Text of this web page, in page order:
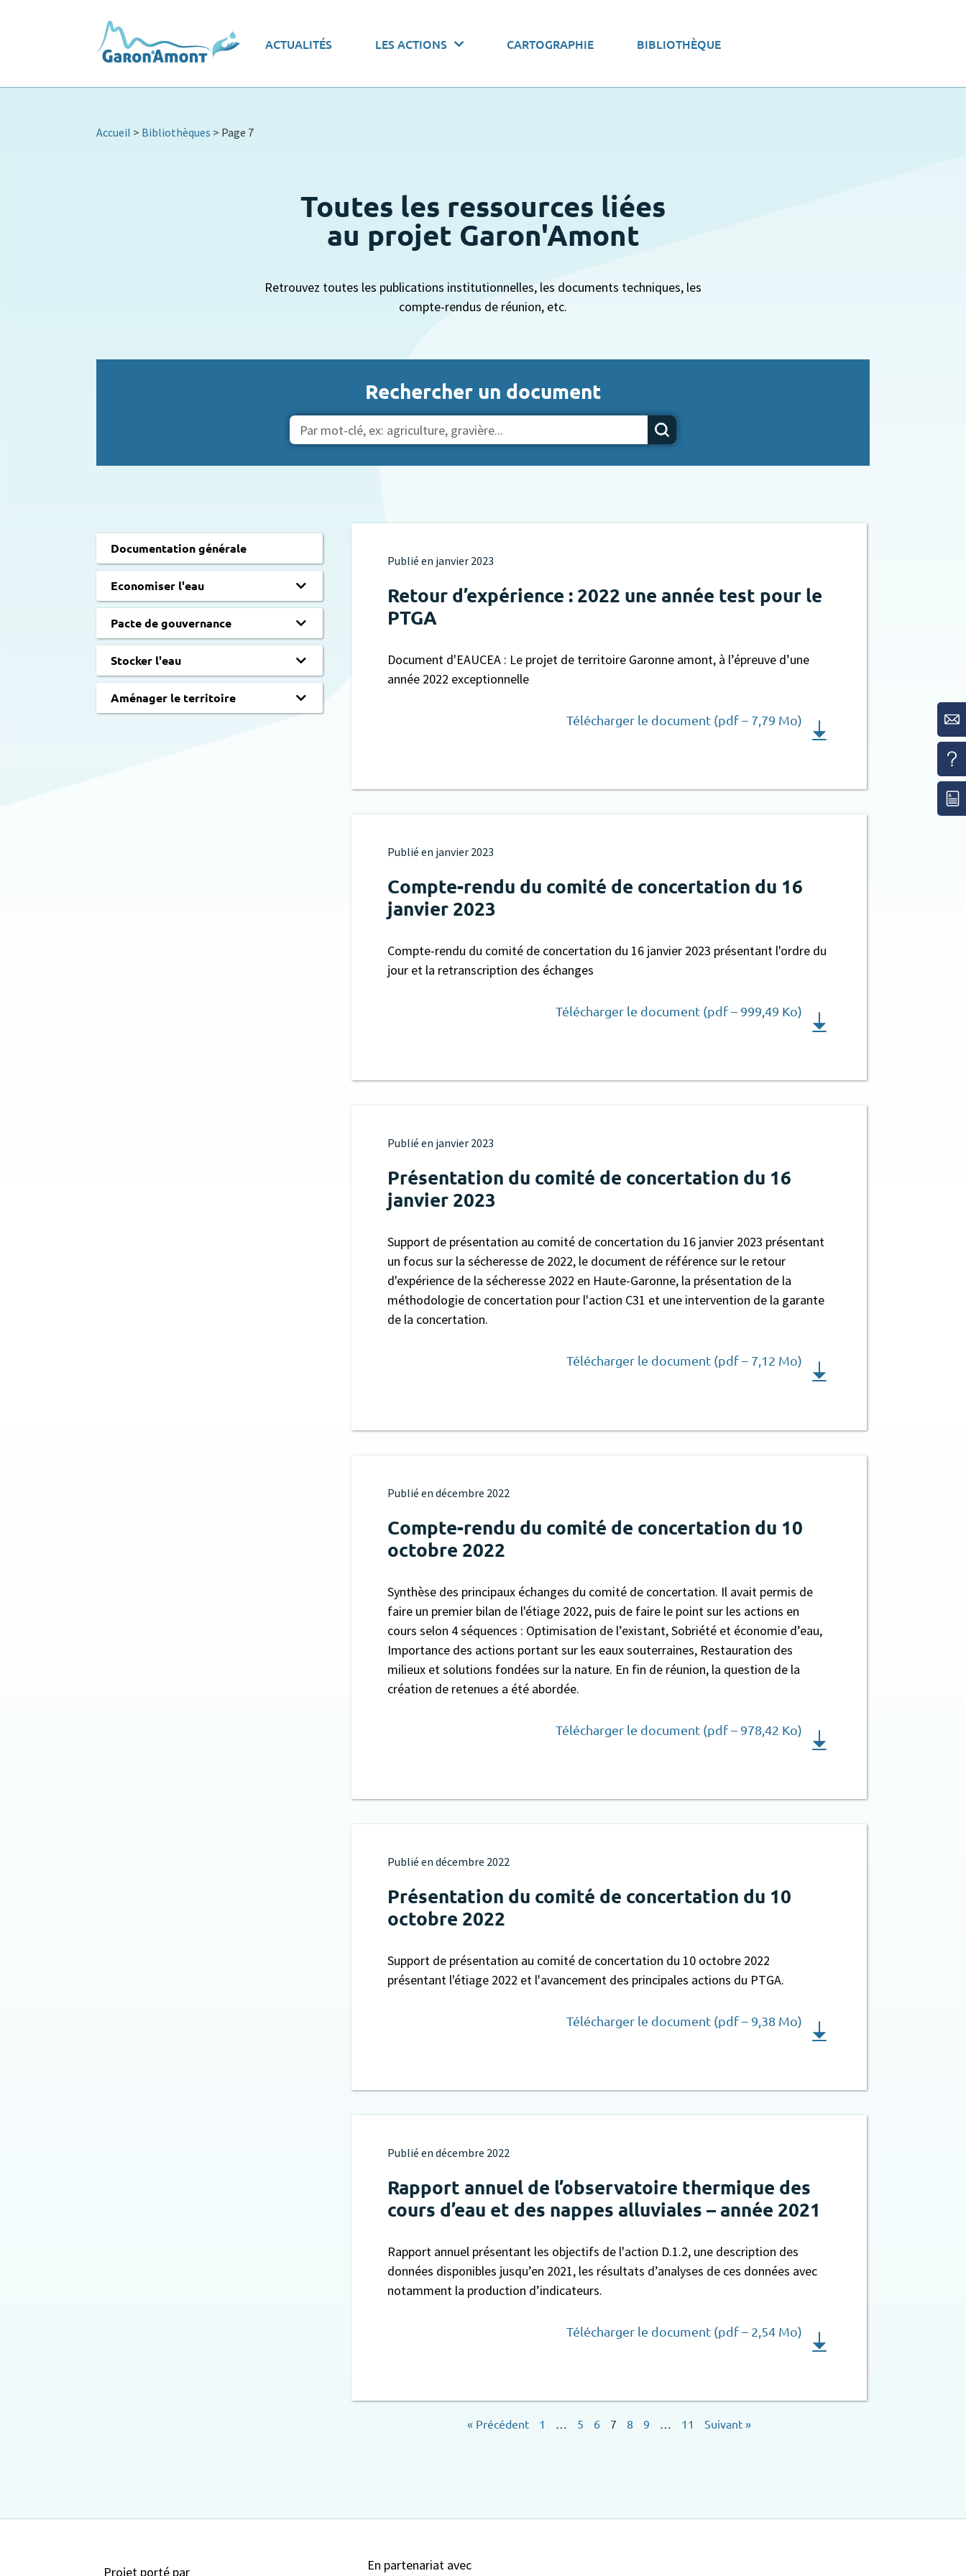
ACTUALITÉS LES ACTIONS CARTOGRAPHIE BIBLIOTHÈQUE
Vue d’ensemble Les actions par thématiques
Accueil > Bibliothèques > Page 7
Toutes les ressources liées
au projet Garon'Amont
Retrouvez toutes les publications institutionnelles, les documents techniques, les
compte-rendus de réunion, etc.
Rechercher un document
Documentation générale
Economiser l'eau
Pacte de gouvernance
Stocker l'eau
Aménager le territoire
Publié en janvier 2023
Retour d’expérience : 2022 une année test pour le
PTGA
Document d'EAUCEA : Le projet de territoire Garonne amont, à l’épreuve d’une
année 2022 exceptionnelle
Télécharger le document (pdf – 7,79 Mo)
Publié en janvier 2023
Compte-rendu du comité de concertation du 16
janvier 2023
Compte-rendu du comité de concertation du 16 janvier 2023 présentant l'ordre du
jour et la retranscription des échanges
Télécharger le document (pdf – 999,49 Ko)
Publié en janvier 2023
Présentation du comité de concertation du 16
janvier 2023
Support de présentation au comité de concertation du 16 janvier 2023 présentant
un focus sur la sécheresse de 2022, le document de référence sur le retour
d'expérience de la sécheresse 2022 en Haute-Garonne, la présentation de la
méthodologie de concertation pour l'action C31 et une intervention de la garante
de la concertation.
Télécharger le document (pdf – 7,12 Mo)
Publié en décembre 2022
Compte-rendu du comité de concertation du 10
octobre 2022
Synthèse des principaux échanges du comité de concertation. Il avait permis de
faire un premier bilan de l'étiage 2022, puis de faire le point sur les actions en
cours selon 4 séquences : Optimisation de l’existant, Sobriété et économie d’eau,
Importance des actions portant sur les eaux souterraines, Restauration des
milieux et solutions fondées sur la nature. En fin de réunion, la question de la
création de retenues a été abordée.
Télécharger le document (pdf – 978,42 Ko)
Publié en décembre 2022
Présentation du comité de concertation du 10
octobre 2022
Support de présentation au comité de concertation du 10 octobre 2022
présentant l'étiage 2022 et l'avancement des principales actions du PTGA.
Télécharger le document (pdf – 9,38 Mo)
Publié en décembre 2022
Rapport annuel de l’observatoire thermique des
cours d’eau et des nappes alluviales – année 2021
Rapport annuel présentant les objectifs de l'action D.1.2, une description des
données disponibles jusqu’en 2021, les résultats d’analyses de ces données avec
notamment la production d’indicateurs.
Télécharger le document (pdf – 2,54 Mo)
« Précédent 1 … 5 6 7 8 9 … 11 Suivant »
Projet porté par En partenariat avec